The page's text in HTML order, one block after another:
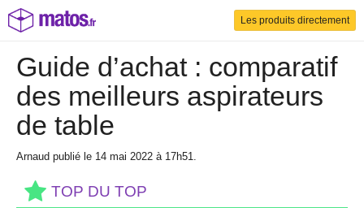
Les produits directement
Guide d’achat : comparatif
des meilleurs aspirateurs
de table
Arnaud publié le 14 mai 2022 à 17h51.
TOP DU TOP